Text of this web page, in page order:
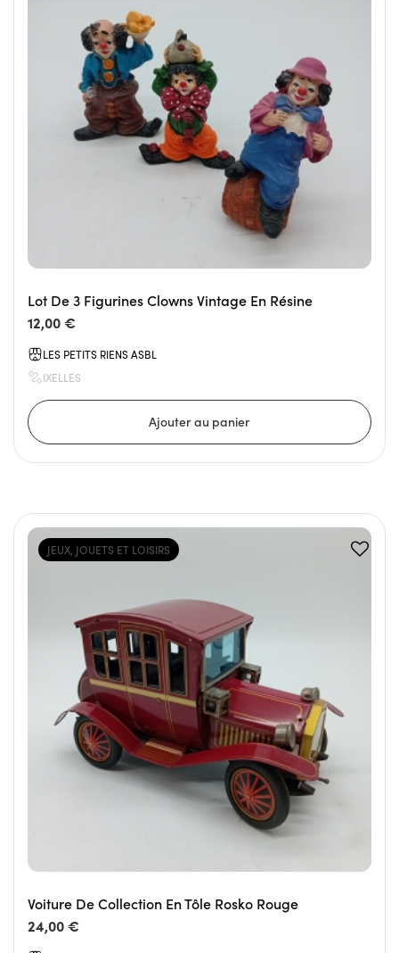
Lot De 3 Figurines Clowns Vintage En Résine
12,00 €
LES PETITS RIENS ASBL
IXELLES
JEUX, JOUETS ET LOISIRS
Voiture De Collection En Tôle Rosko Rouge
24,00 €